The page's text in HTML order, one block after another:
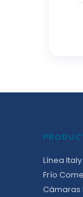
Línea Italy
Frío
Cámaras